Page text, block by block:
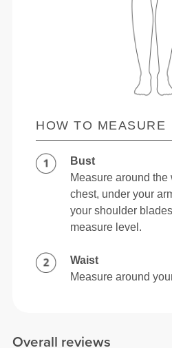
Overall reviews
HOW TO MEASURE
Bust
Measure around
chest, under your
your shoulder
measure level.
Waist
Measure around